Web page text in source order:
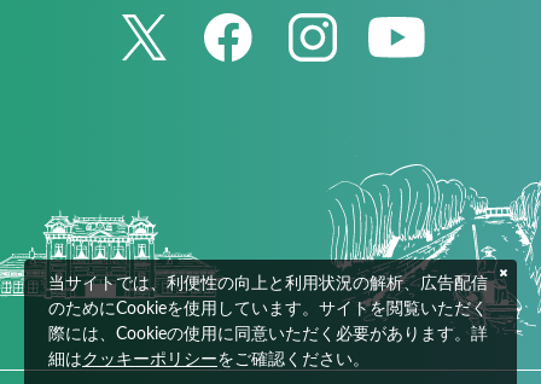
当サイトでは、利便性の向上と利用状況の解析、広告配信
のためにCookieを使用しています。サイトを閲覧いただく
際には、Cookieの使用に同意いただく必要があります。詳
細はクッキーポリシーをご確認ください。